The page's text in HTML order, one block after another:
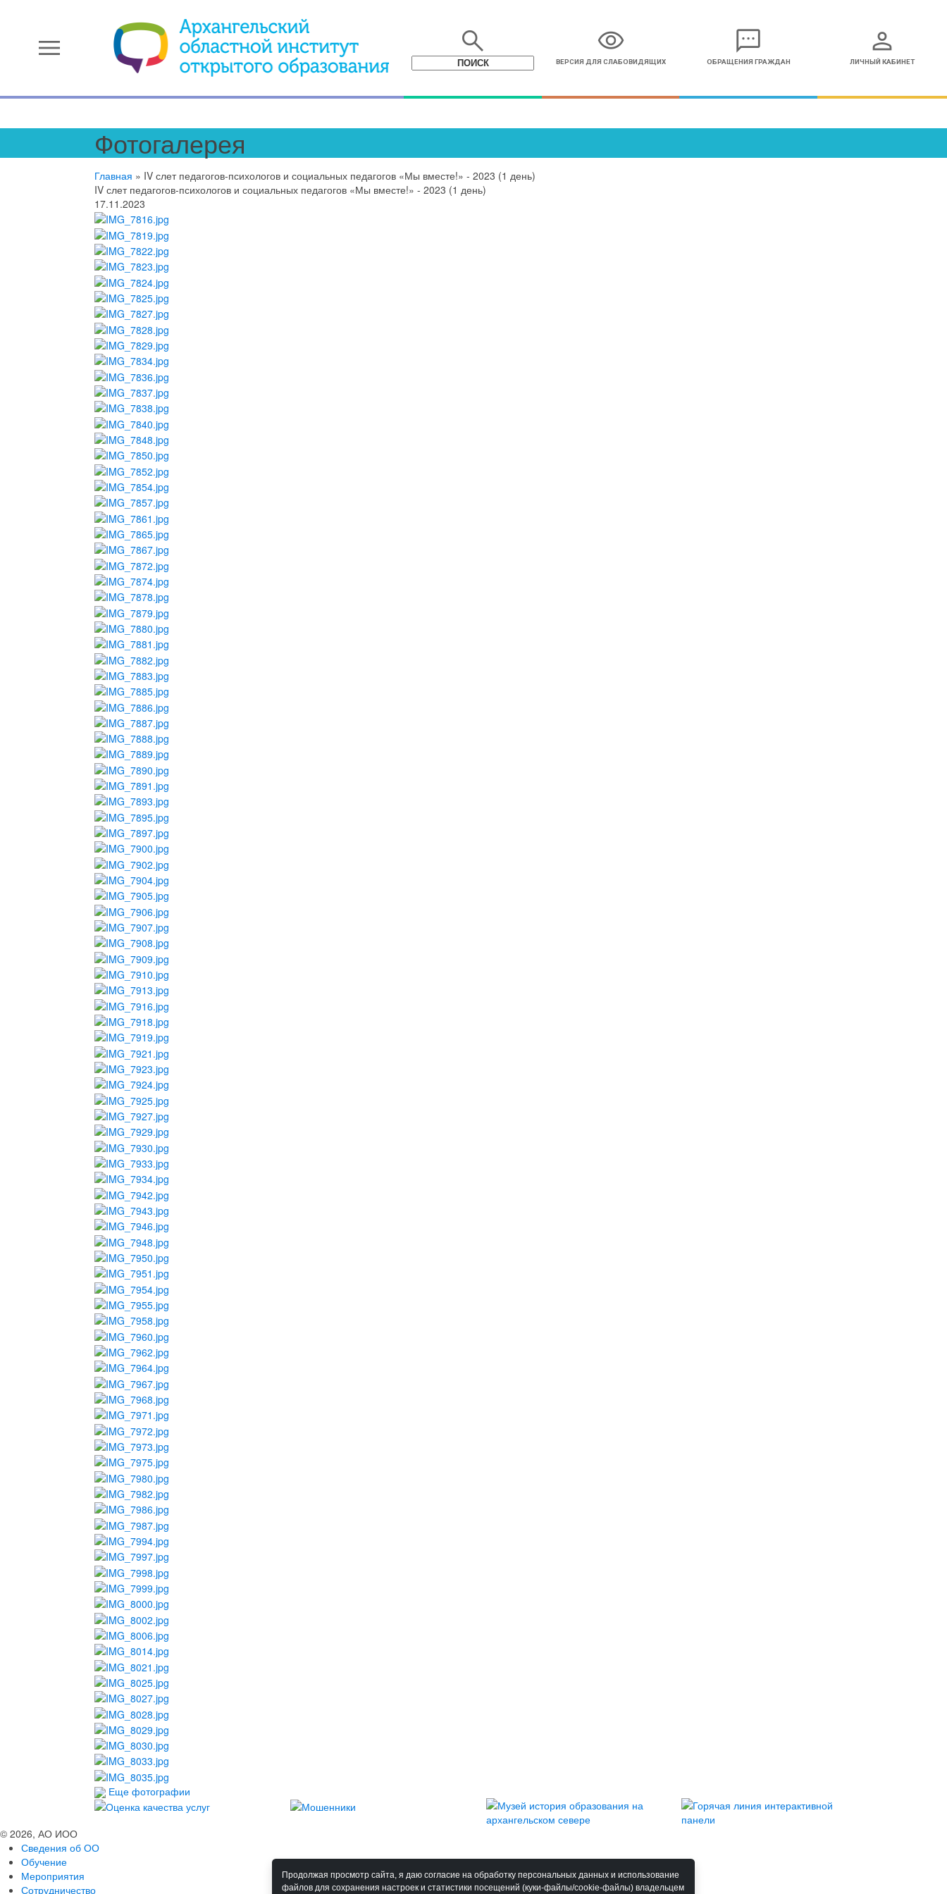
menu search visibility
ВЕРСИЯ ДЛЯ СЛАБОВИДЯЩИХ
sms
ОБРАЩЕНИЯ ГРАЖДАН
person
ЛИЧНЫЙ КАБИНЕТ
Фотогалерея
Главная » IV слет педагогов-психологов и социальных педагогов «Мы вместе!» - 2023 (1 день)
IV слет педагогов-психологов и социальных педагогов «Мы вместе!» - 2023 (1 день)
17.11.2023
Еще фотографии
© 2026, АО ИОО
Сведения об ОО
Обучение
Мероприятия
Сотрудничество
Продолжая просмотр сайта, я даю согласие на обработку персональных данных и использование
файлов для сохранения настроек и статистики посещений (куки-файлы/cookie-файлы) владельцем